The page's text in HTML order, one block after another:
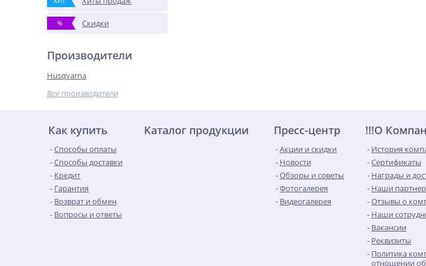
% Скидки
Производители
Husqvarna
Все производители
Как купить
Способы оплаты
Способы доставки
Кредит
Гарантия
Возврат и обмен
Вопросы и ответы
Каталог продукции Пресс-центр
Акции и скидки
Новости
Обзоры и советы
Фотогалерея
Видеогалерея
!!!О
История
Сертификаты
Награды и
Наши
Отзывы о
Наши
Вакансии
Реквизиты
Политика
отношении